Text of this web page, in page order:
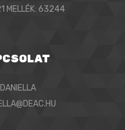
MELLÉK: 63244